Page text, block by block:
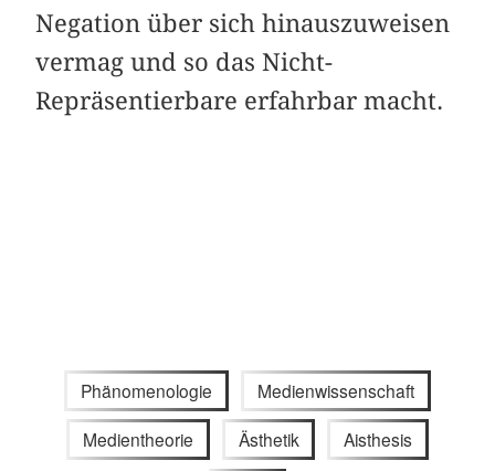
Negation über sich hinauszuweisen
vermag und so das Nicht-
Repräsentierbare erfahrbar macht.
Phänomenologie Medienwissenschaft
Medientheorie Ästhetik Aisthesis